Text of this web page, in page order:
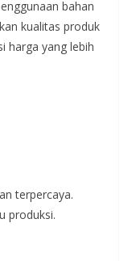
bahan
kualitas produk
harga yang lebih
terpercaya.
produksi.